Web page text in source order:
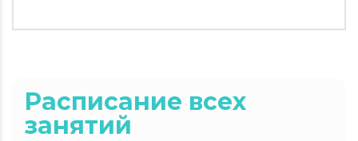
Расписание всех
занятий